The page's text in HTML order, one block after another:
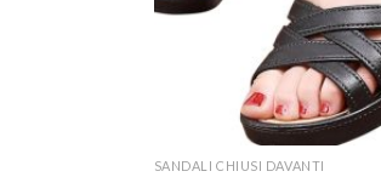
SANDALI CHIUSI DAVANTI